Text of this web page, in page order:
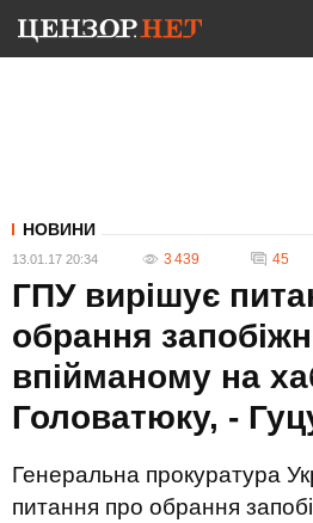
НОВИНИ
13.01.17 20:34 3 439 45
ГПУ вирішує
обрання
впійманому на
Головатюку, -
Генеральна прокуратура
питання про обрання